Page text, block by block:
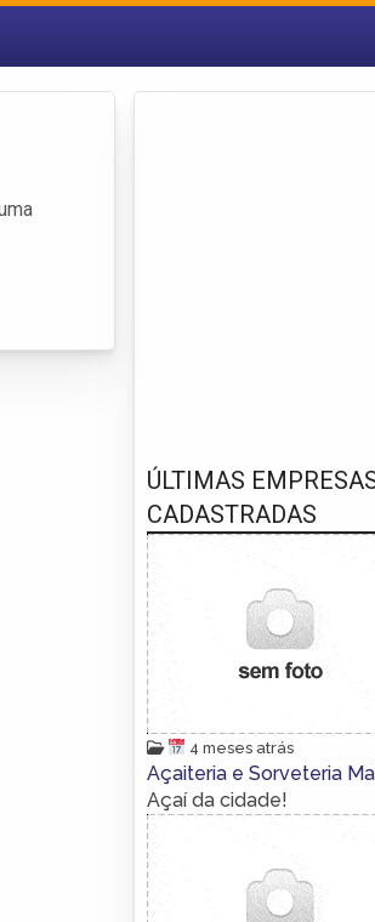
ÚLTIMAS
CADASTRADAS
4 meses atrás
Açaiteria e Sorveteria
Açaí da cidade!